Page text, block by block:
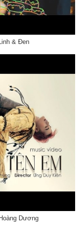
& Đen
Dương